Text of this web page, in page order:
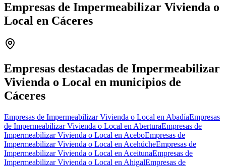
Empresas de Impermeabilizar Vivienda o
Local en Cáceres
−
Empresas destacadas de Impermeabilizar
Vivienda o Local en municipios de
Cáceres
Empresas de Impermeabilizar Vivienda o Local en AbadíaEmpresas
de Impermeabilizar Vivienda o Local en AberturaEmpresas de
Impermeabilizar Vivienda o Local en AceboEmpresas de
Impermeabilizar Vivienda o Local en AcehúcheEmpresas de
Impermeabilizar Vivienda o Local en AceitunaEmpresas de
Impermeabilizar Vivienda o Local en AhigalEmpresas de